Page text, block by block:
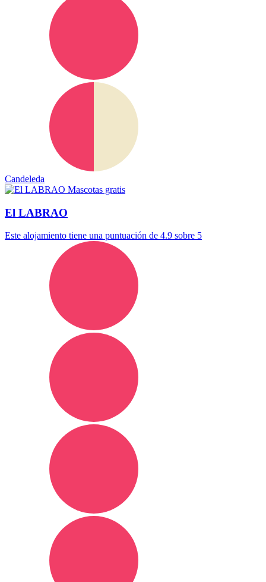
Candeleda
Mascotas gratis
El LABRAO
Este alojamiento tiene una puntuación de 4.9 sobre 5